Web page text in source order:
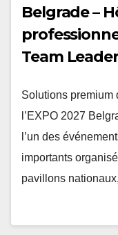
Belgrade –
Team
Solutions premium
l’EXPO 2027
l’un des
importants
pavillons